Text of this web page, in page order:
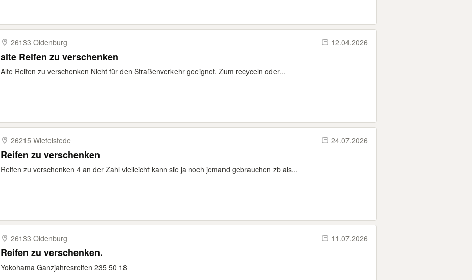
26133 Oldenburg 12.04.2026
alte Reifen zu verschenken
Alte Reifen zu verschenken Nicht für den Straßenverkehr geeignet. Zum recyceln oder...
26215 Wiefelstede 24.07.2026
Reifen zu verschenken
Reifen zu verschenken 4 an der Zahl vielleicht kann sie ja noch jemand gebrauchen zb als...
26133 Oldenburg 11.07.2026
Reifen zu verschenken.
Yokohama Ganzjahresreifen 235 50 18